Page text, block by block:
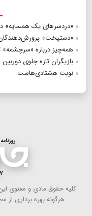
«دردسرهای یک همسایه»
«دستپخت» پرورش‌دهندگان
همه‌چیز درباره «سرچشمه»
بازیگران تازه جلوی
نوبت هشتادی‌هاست
كلیه حقوق مادی و معنوی
هرگونه بهره ‌برداری از